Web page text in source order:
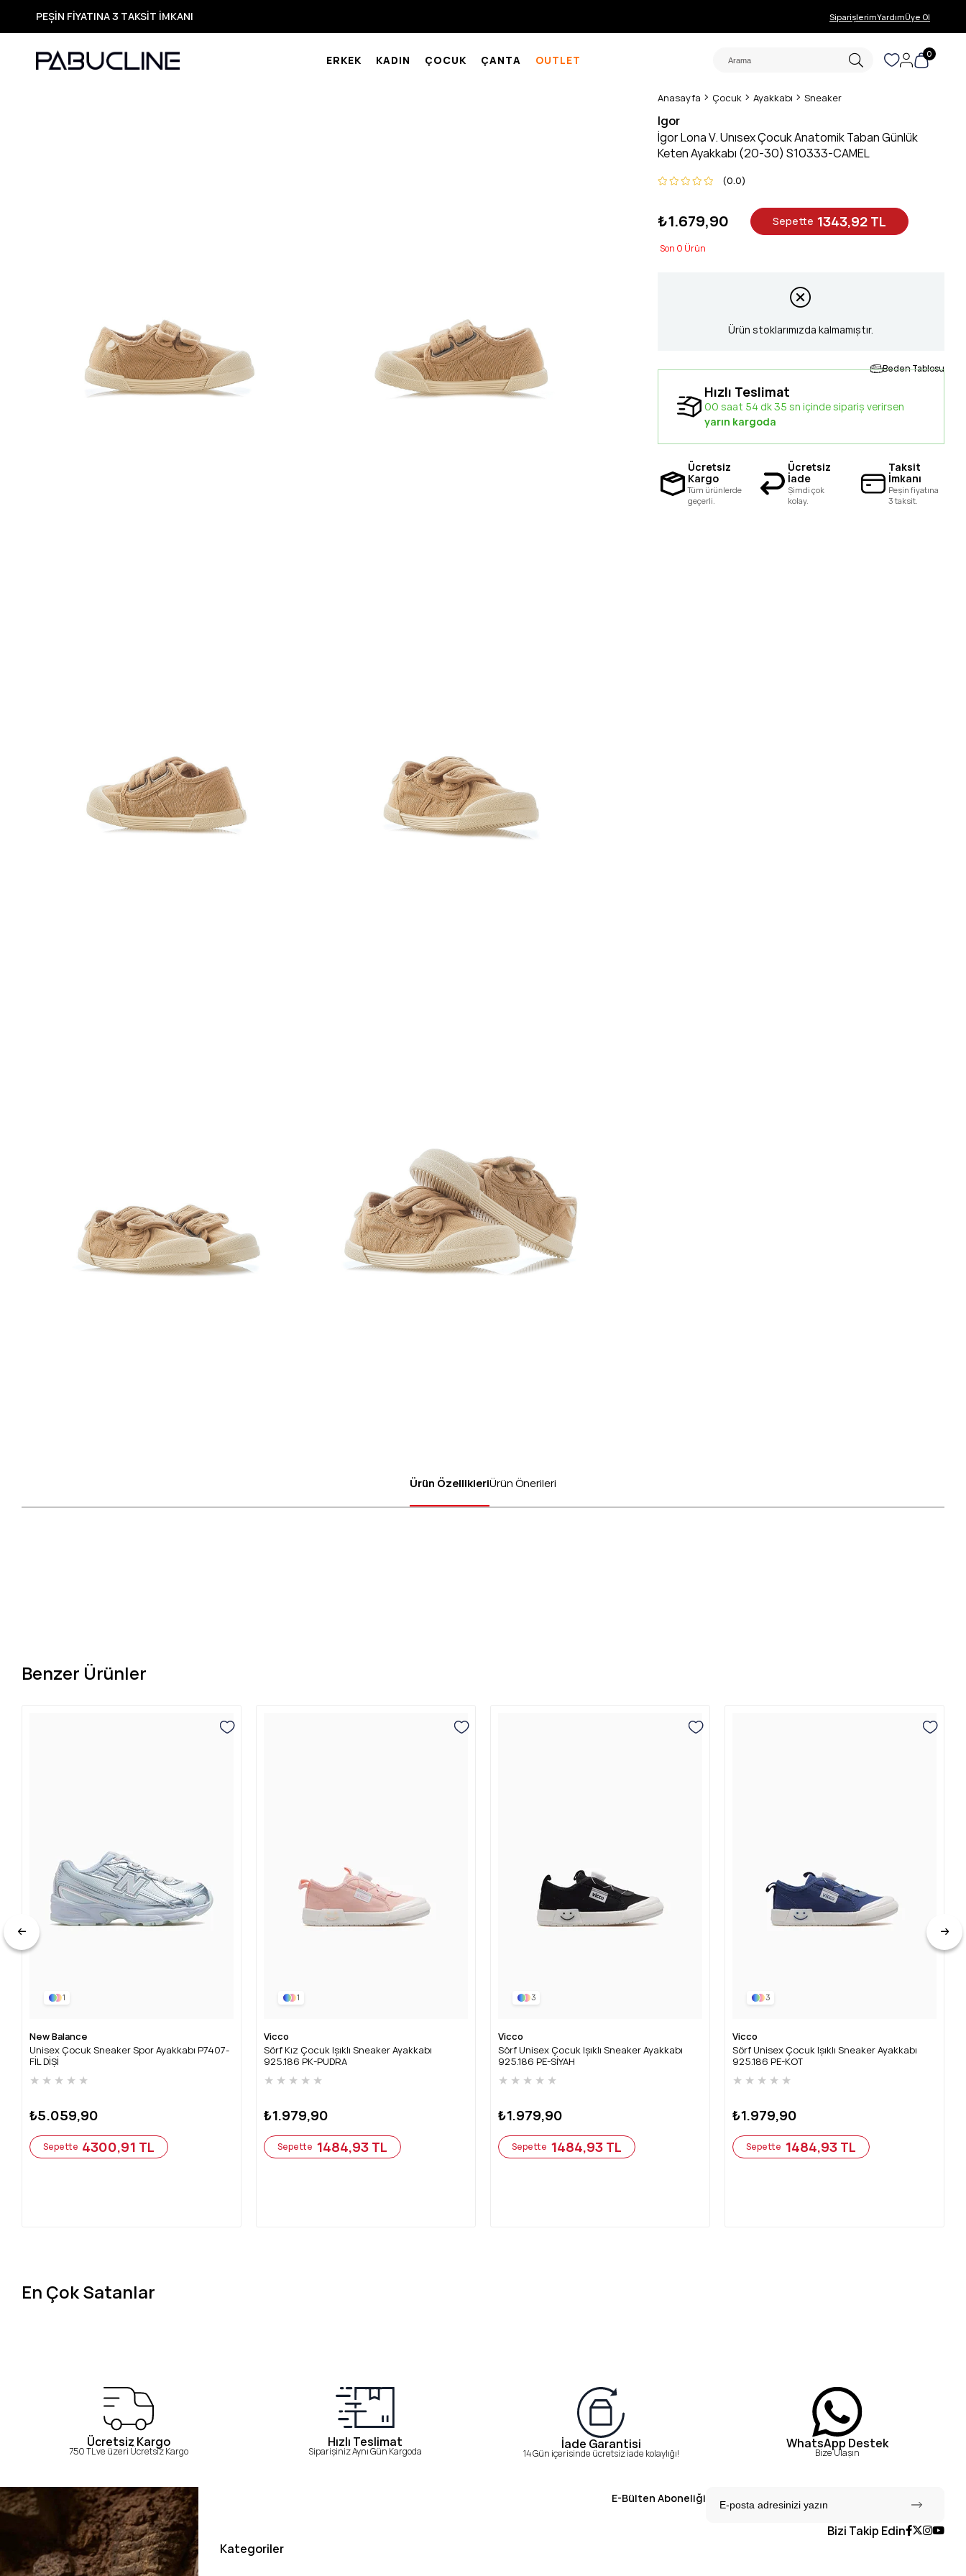
PEŞİN FİYATINA 3 TAKSİT İMKANI
TÜM ÜRÜNLERDE ÜCRETSİZ KARGO
Seçili Ürünlerde Hızlı Teslimat
SiparişlerimYardımÜye Ol
ERKEK KADIN ÇOCUK ÇANTA OUTLET 0
Anasayfa Çocuk Ayakkabı Sneaker
Igor
İgor Lona V. Unısex Çocuk Anatomik Taban Günlük
Keten Ayakkabı (20-30) S10333-CAMEL
0.0
₺1.679,90 Sepette 1343,92 TL
0
Ürün stoklarımızda kalmamıştır.
Beden Tablosu
Hızlı Teslimat
00 saat 54 dk 35 sn içinde sipariş verirsen
yarın kargoda
Ücretsiz
Kargo
Tüm ürünlerde
geçerli.
Ücretsiz
İade
Şimdi çok
kolay.
Taksit
İmkanı
Peşin fiyatına
3 taksit.
Ürün ÖzellikleriÜrün Önerileri
Benzer Ürünler
1
New Balance
Unisex Çocuk Sneaker Spor Ayakkabı P7407-
FİL DİŞİ
★ ★ ★ ★ ★
₺5.059,90
Sepette 4300,91 TL
1
Vicco
Sörf Kız Çocuk Işıklı Sneaker Ayakkabı
925.186 PK-PUDRA
★ ★ ★ ★ ★
₺1.979,90
Sepette 1484,93 TL
3
Vicco
Sörf Unisex Çocuk Işıklı Sneaker Ayakkabı
925.186 PE-SİYAH
★ ★ ★ ★ ★
₺1.979,90
Sepette 1484,93 TL
3
Vicco
Sörf Unisex Çocuk Işıklı Sneaker Ayakkabı
925.186 PE-KOT
★ ★ ★ ★ ★
₺1.979,90
Sepette 1484,93 TL
En Çok Satanlar
Ücretsiz Kargo
750 TL ve üzeri Ücretsiz Kargo
Hızlı Teslimat
Siparişiniz Aynı Gün Kargoda İade Garantisi
14 Gün içerisinde ücretsiz iade kolaylığı!
WhatsApp Destek
Bize Ulaşın
E-Bülten Aboneliği
Bizi Takip Edin
Kategoriler